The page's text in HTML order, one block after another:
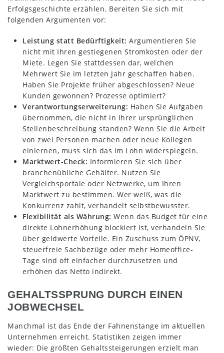
Erfolgsgeschichte erzählen. Bereiten Sie sich mit
folgenden Argumenten vor:
Leistung statt Bedürftigkeit: Argumentieren Sie
nicht mit Ihren gestiegenen Stromkosten oder der
Miete. Legen Sie stattdessen dar, welchen
Mehrwert Sie im letzten Jahr geschaffen haben.
Haben Sie Projekte früher abgeschlossen? Neue
Kunden gewonnen? Prozesse optimiert?
Verantwortungserweiterung: Haben Sie Aufgaben
übernommen, die nicht in Ihrer ursprünglichen
Stellenbeschreibung standen? Wenn Sie die Arbeit
von zwei Personen machen oder neue Kollegen
einlernen, muss sich das im Lohn widerspiegeln.
Marktwert-Check: Informieren Sie sich über
branchenübliche Gehälter. Nutzen Sie
Vergleichsportale oder Netzwerke, um Ihren
Marktwert zu bestimmen. Wer weiß, was die
Konkurrenz zahlt, verhandelt selbstbewusster.
Flexibilität als Währung: Wenn das Budget für eine
direkte Lohnerhöhung blockiert ist, verhandeln Sie
über geldwerte Vorteile. Ein Zuschuss zum ÖPNV,
steuerfreie Sachbezüge oder mehr Homeoffice-
Tage sind oft einfacher durchzusetzen und
erhöhen das Netto indirekt.
GEHALTSSPRUNG DURCH EINEN
JOBWECHSEL
Manchmal ist das Ende der Fahnenstange im aktuellen
Unternehmen erreicht. Statistiken zeigen immer
wieder: Die größten Gehaltssteigerungen erzielt man